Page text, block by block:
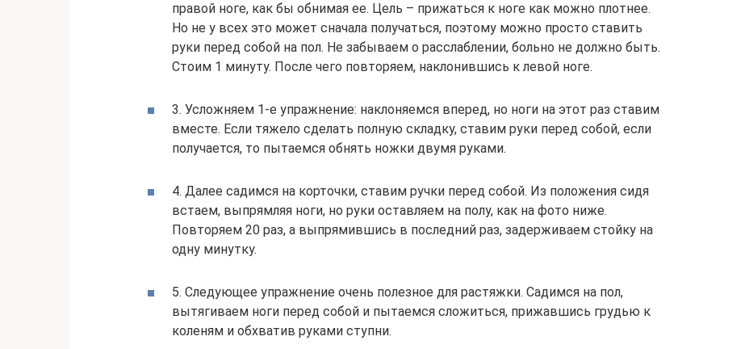
правой ноге, как бы обнимая ее. Цель – прижаться к ноге как можно плотнее.
Но не у всех это может сначала получаться, поэтому можно просто ставить
руки перед собой на пол. Не забываем о расслаблении, больно не должно быть.
Стоим 1 минуту. После чего повторяем, наклонившись к левой ноге.
3. Усложняем 1-е упражнение: наклоняемся вперед, но ноги на этот раз ставим
вместе. Если тяжело сделать полную складку, ставим руки перед собой, если
получается, то пытаемся обнять ножки двумя руками.
4. Далее садимся на корточки, ставим ручки перед собой. Из положения сидя
встаем, выпрямляя ноги, но руки оставляем на полу, как на фото ниже.
Повторяем 20 раз, а выпрямившись в последний раз, задерживаем стойку на
одну минутку.
5. Следующее упражнение очень полезное для растяжки. Садимся на пол,
вытягиваем ноги перед собой и пытаемся сложиться, прижавшись грудью к
коленям и обхватив руками ступни.